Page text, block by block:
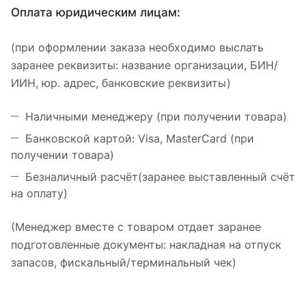
Оплата юридическим лицам:
(при оформлении заказа необходимо выслать
заранее реквизиты: название организации, БИН/
ИИН, юр. адрес, банковские реквизиты)
Наличными менеджеру (при получении товара)
Банковской картой: Visa, MasterCard (при
получении товара)
Безналичный расчёт(заранее выставленный счёт
на оплату)
(Менеджер вместе с товаром отдает заранее
подготовленные документы: накладная на отпуск
запасов, фискальный/терминальный чек)